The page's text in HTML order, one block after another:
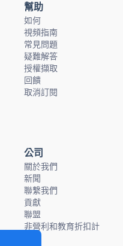
幫助
如何
視頻指南
常見問題
疑難解答
授權擷取
回饋
取消訂閱
公司
關於我們
新聞
聯繫我們
貢獻
聯盟
非營利和教育折扣計